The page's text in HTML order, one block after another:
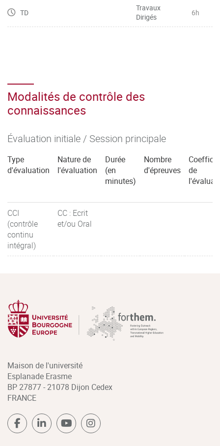
TD
Travaux
Dirigés
6h
Modalités de contrôle des
connaissances
Évaluation initiale / Session principale
Type
d'évaluation
Nature de
l'évaluation
Durée
(en
minutes)
Nombre
d'épreuves
de
CCI
(contrôle
continu
intégral)
CC : Ecrit
et/ou Oral
Maison de l'université
Esplanade Erasme
BP 27877 - 21078 Dijon Cedex
FRANCE